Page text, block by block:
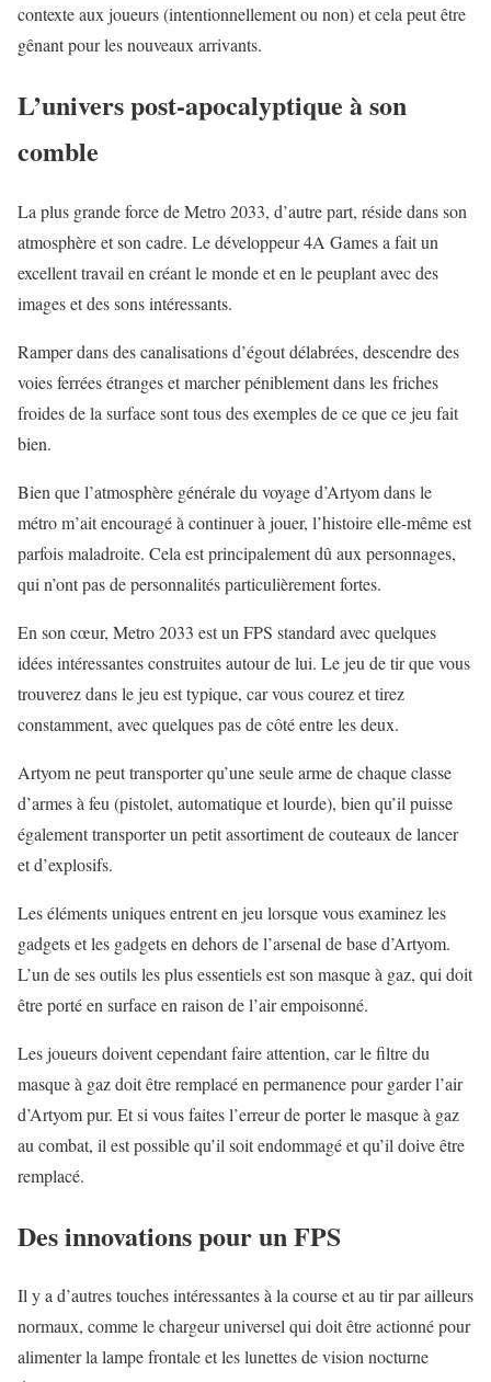
contexte aux joueurs (intentionnellement ou non) et cela peut être
gênant pour les nouveaux arrivants.
L’univers post-apocalyptique à son
comble
La plus grande force de Metro 2033, d’autre part, réside dans son
atmosphère et son cadre. Le développeur 4A Games a fait un
excellent travail en créant le monde et en le peuplant avec des
images et des sons intéressants.
Ramper dans des canalisations d’égout délabrées, descendre des
voies ferrées étranges et marcher péniblement dans les friches
froides de la surface sont tous des exemples de ce que ce jeu fait
bien.
Bien que l’atmosphère générale du voyage d’Artyom dans le
métro m’ait encouragé à continuer à jouer, l’histoire elle-même est
parfois maladroite. Cela est principalement dû aux personnages,
qui n’ont pas de personnalités particulièrement fortes.
En son cœur, Metro 2033 est un FPS standard avec quelques
idées intéressantes construites autour de lui. Le jeu de tir que vous
trouverez dans le jeu est typique, car vous courez et tirez
constamment, avec quelques pas de côté entre les deux.
Artyom ne peut transporter qu’une seule arme de chaque classe
d’armes à feu (pistolet, automatique et lourde), bien qu’il puisse
également transporter un petit assortiment de couteaux de lancer
et d’explosifs.
Les éléments uniques entrent en jeu lorsque vous examinez les
gadgets et les gadgets en dehors de l’arsenal de base d’Artyom.
L’un de ses outils les plus essentiels est son masque à gaz, qui doit
être porté en surface en raison de l’air empoisonné.
Les joueurs doivent cependant faire attention, car le filtre du
masque à gaz doit être remplacé en permanence pour garder l’air
d’Artyom pur. Et si vous faites l’erreur de porter le masque à gaz
au combat, il est possible qu’il soit endommagé et qu’il doive être
remplacé.
Des innovations pour un FPS
Il y a d’autres touches intéressantes à la course et au tir par ailleurs
normaux, comme le chargeur universel qui doit être actionné pour
alimenter la lampe frontale et les lunettes de vision nocturne